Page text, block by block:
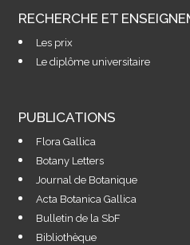
RECHERCHE ET
Les prix
Le diplôme universitaire
PUBLICATIONS
Flora Gallica
Botany Letters
Journal de Botanique
Acta Botanica Gallica
Bulletin de la SbF
Bibliothèque